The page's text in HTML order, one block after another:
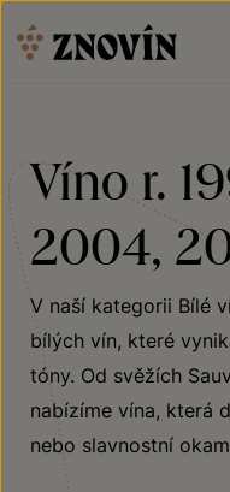
Víno r.
2004,
V naší kategorii Bílé
bílých vín, které
tóny. Od svěžích
nabízíme vína, která
nebo slavnostní